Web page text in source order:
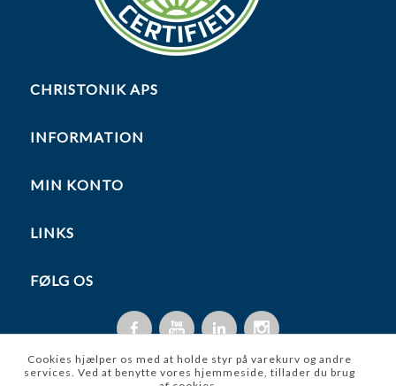
CHRISTONIK APS
INFORMATION
MIN KONTO
LINKS
FØLG OS
Cookies hjælper os med at holde styr på varekurv og andre
services. Ved at benytte vores hjemmeside, tillader du brug